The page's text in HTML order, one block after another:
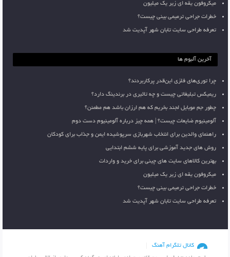
میکروفون یقه ای زیر یک میلیون
خطرات جراحی ترمیمی بینی چیست؟
تعرفه طراحی سایت تابان شهر آپدیت شد
آخرین آلبوم ها
چرا توری‌های فلزی این‌قدر پرکاربردند؟
ریمیکس تبلیغاتی چیست و چه تاثیری در برندینگ دارد؟
چطور جم موبایل لجند بخریم که هم ارزان باشد هم مطمئن؟
آلومینیوم ضایعات چیست؟ | همه چیز درباره آلومینیوم دست دوم
راهنمای والدین برای انتخاب شهربازی سرپوشیده ایمن و جذاب برای کودکان
روش های جدید آموزشی برای پایه ششم ابتدایی
بهترین کالاهای سایت های چینی برای خرید و واردات
میکروفون یقه ای زیر یک میلیون
خطرات جراحی ترمیمی بینی چیست؟
تعرفه طراحی سایت تابان شهر آپدیت شد
کانال تلگرام آهنگ